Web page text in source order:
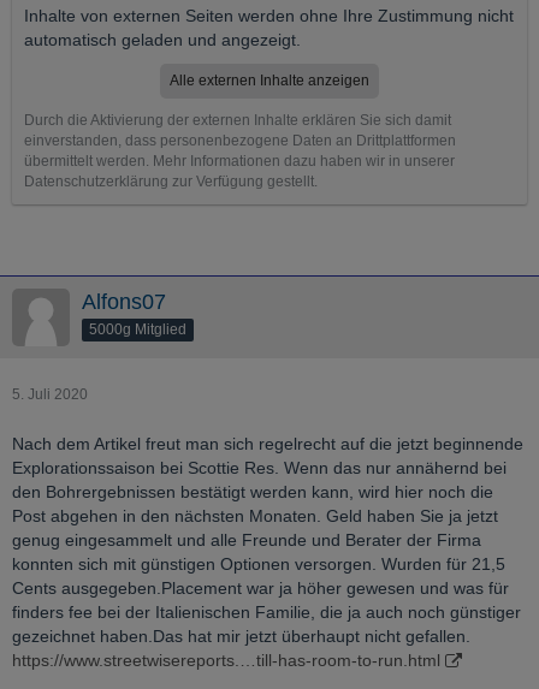
Inhalte von externen Seiten werden ohne Ihre Zustimmung nicht
automatisch geladen und angezeigt.
Alle externen Inhalte anzeigen
Durch die Aktivierung der externen Inhalte erklären Sie sich damit
einverstanden, dass personenbezogene Daten an Drittplattformen
übermittelt werden. Mehr Informationen dazu haben wir in unserer
Datenschutzerklärung zur Verfügung gestellt.
Alfons07
5000g Mitglied
5. Juli 2020
Nach dem Artikel freut man sich regelrecht auf die jetzt beginnende
Explorationssaison bei Scottie Res. Wenn das nur annähernd bei
den Bohrergebnissen bestätigt werden kann, wird hier noch die
Post abgehen in den nächsten Monaten. Geld haben Sie ja jetzt
genug eingesammelt und alle Freunde und Berater der Firma
konnten sich mit günstigen Optionen versorgen. Wurden für 21,5
Cents ausgegeben.Placement war ja höher gewesen und was für
finders fee bei der Italienischen Familie, die ja auch noch günstiger
gezeichnet haben.Das hat mir jetzt überhaupt nicht gefallen.
https://www.streetwisereports.…till-has-room-to-run.html